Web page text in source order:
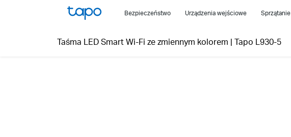
Bezpieczeństwo Urządzenia wejściowe Sprzątanie
Taśma LED Smart Wi-Fi ze zmiennym kolorem | Tapo L930-5